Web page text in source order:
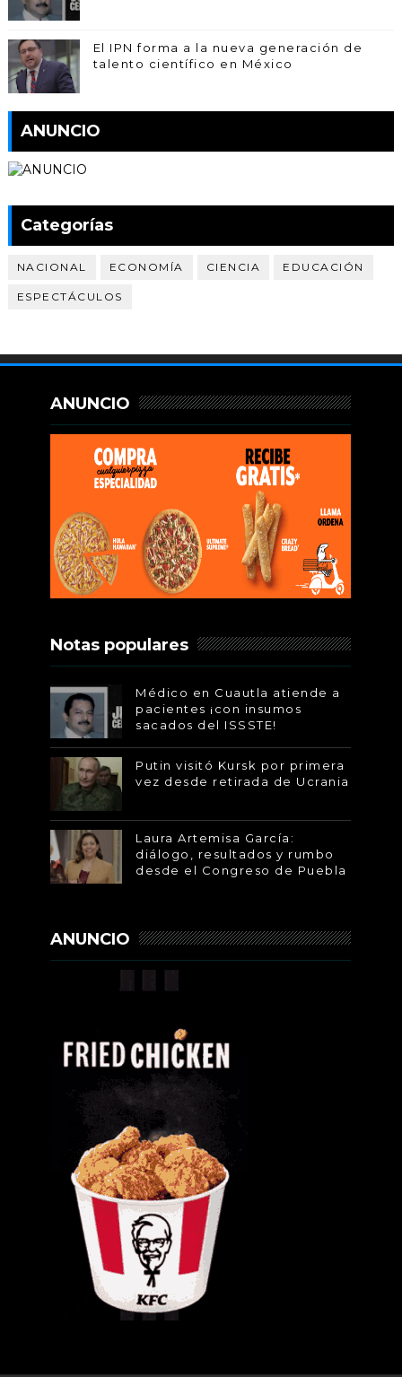
El IPN forma a la nueva generación de
talento científico en México
ANUNCIO
Categorías
NACIONAL ECONOMÍA CIENCIA EDUCACIÓN
ESPECTÁCULOS
ANUNCIO
Notas populares
Médico en Cuautla atiende a
pacientes ¡con insumos
sacados del ISSSTE!
Putin visitó Kursk por primera
vez desde retirada de Ucrania
Laura Artemisa García:
diálogo, resultados y rumbo
desde el Congreso de Puebla
ANUNCIO